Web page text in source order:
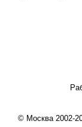
© Москва 2002-